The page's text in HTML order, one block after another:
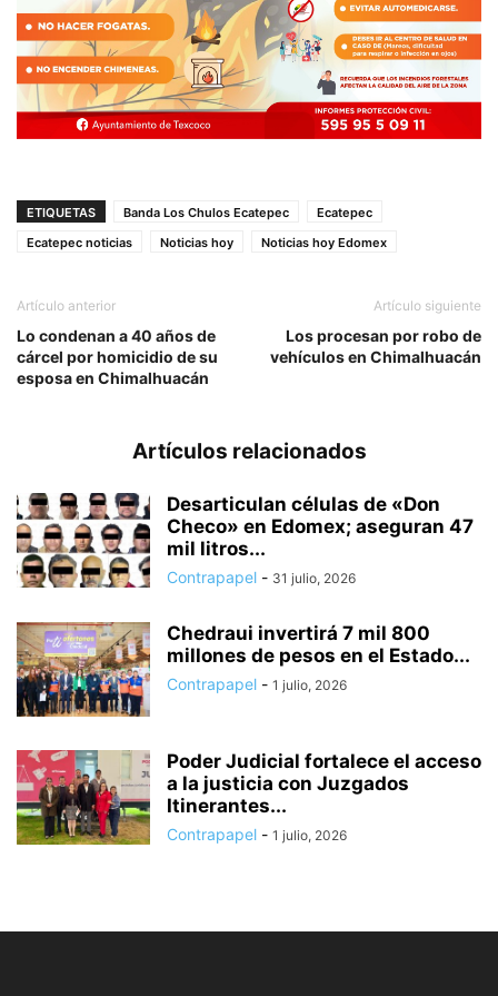
ETIQUETAS Banda Los Chulos Ecatepec
Ecatepec
Ecatepec noticias
Noticias hoy Noticias hoy Edomex
Artículo anterior
Lo condenan a 40 años de
cárcel por homicidio de su
esposa en Chimalhuacán
Artículo siguiente
Los procesan por robo de
vehículos en Chimalhuacán
Artículos relacionados
Desarticulan células de «Don
Checo» en Edomex; aseguran 47
mil litros...
Contrapapel - 31 julio, 2026
Chedraui invertirá 7 mil 800
millones de pesos en el Estado...
Contrapapel - 1 julio, 2026
Poder Judicial fortalece el acceso
a la justicia con Juzgados
Itinerantes...
Contrapapel - 1 julio, 2026